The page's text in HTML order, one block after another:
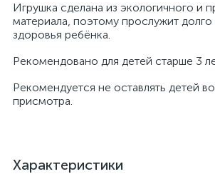
Игрушка сделана из экологичного и
материала, поэтому прослужит долго
здоровья ребёнка.
Рекомендовано для детей старше 3
Рекомендуется не оставлять детей
присмотра.
Характеристики